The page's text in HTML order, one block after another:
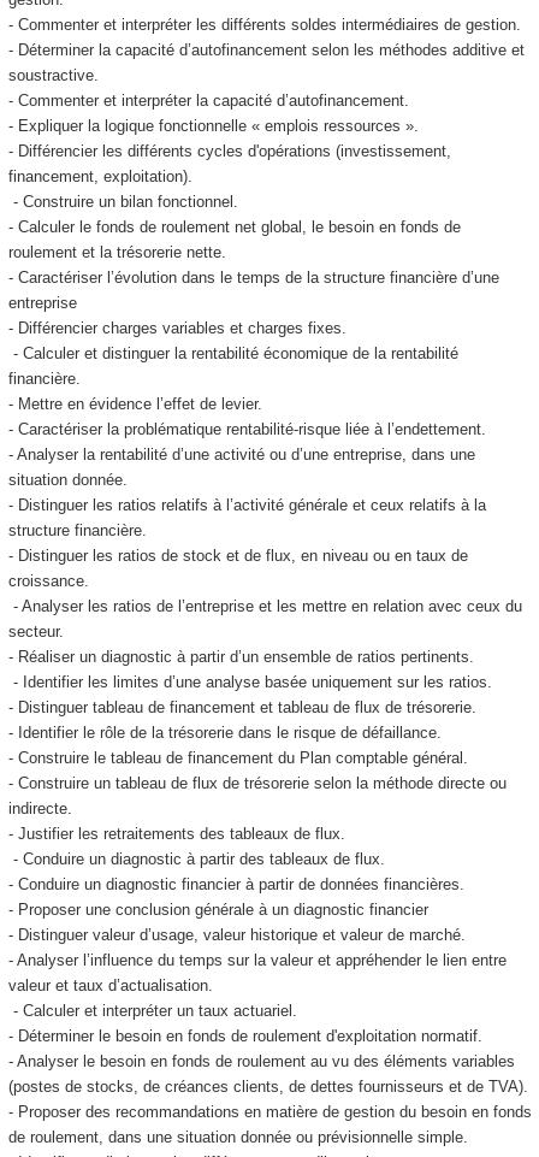
- Commenter et interpréter les différents soldes intermédiaires de gestion.
- Déterminer la capacité d’autofinancement selon les méthodes additive et
soustractive.
- Commenter et interpréter la capacité d’autofinancement.
- Expliquer la logique fonctionnelle « emplois ressources ».
- Différencier les différents cycles d'opérations (investissement,
financement, exploitation).
- Construire un bilan fonctionnel.
- Calculer le fonds de roulement net global, le besoin en fonds de
roulement et la trésorerie nette.
- Caractériser l’évolution dans le temps de la structure financière d’une
entreprise
- Différencier charges variables et charges fixes.
- Calculer et distinguer la rentabilité économique de la rentabilité
financière.
- Mettre en évidence l’effet de levier.
- Caractériser la problématique rentabilité-risque liée à l’endettement.
- Analyser la rentabilité d’une activité ou d’une entreprise, dans une
situation donnée.
- Distinguer les ratios relatifs à l’activité générale et ceux relatifs à la
structure financière.
- Distinguer les ratios de stock et de flux, en niveau ou en taux de
croissance.
- Analyser les ratios de l’entreprise et les mettre en relation avec ceux du
secteur.
- Réaliser un diagnostic à partir d’un ensemble de ratios pertinents.
- Identifier les limites d’une analyse basée uniquement sur les ratios.
- Distinguer tableau de financement et tableau de flux de trésorerie.
- Identifier le rôle de la trésorerie dans le risque de défaillance.
- Construire le tableau de financement du Plan comptable général.
- Construire un tableau de flux de trésorerie selon la méthode directe ou
indirecte.
- Justifier les retraitements des tableaux de flux.
- Conduire un diagnostic à partir des tableaux de flux.
- Conduire un diagnostic financier à partir de données financières.
- Proposer une conclusion générale à un diagnostic financier
- Distinguer valeur d’usage, valeur historique et valeur de marché.
- Analyser l’influence du temps sur la valeur et appréhender le lien entre
valeur et taux d’actualisation.
- Calculer et interpréter un taux actuariel.
- Déterminer le besoin en fonds de roulement d'exploitation normatif.
- Analyser le besoin en fonds de roulement au vu des éléments variables
(postes de stocks, de créances clients, de dettes fournisseurs et de TVA).
- Proposer des recommandations en matière de gestion du besoin en fonds
de roulement, dans une situation donnée ou prévisionnelle simple.